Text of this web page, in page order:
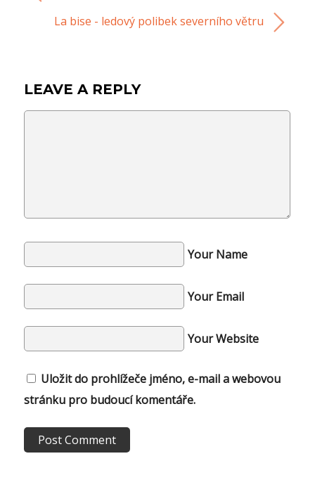
La bise - ledový polibek severního větru
LEAVE A REPLY
Your Name
Your Email
Your Website
Uložit do prohlížeče jméno, e-mail a webovou
stránku pro budoucí komentáře.